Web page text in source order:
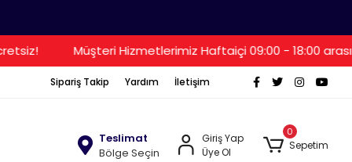
Müşteri Hizmetlerimiz Haftaiçi 09:00 - 18:00
Sipariş Takip Yardım İletişim
Teslimat
Bölge Seçin
Giriş Yap
Üye Ol
0
Sepetim